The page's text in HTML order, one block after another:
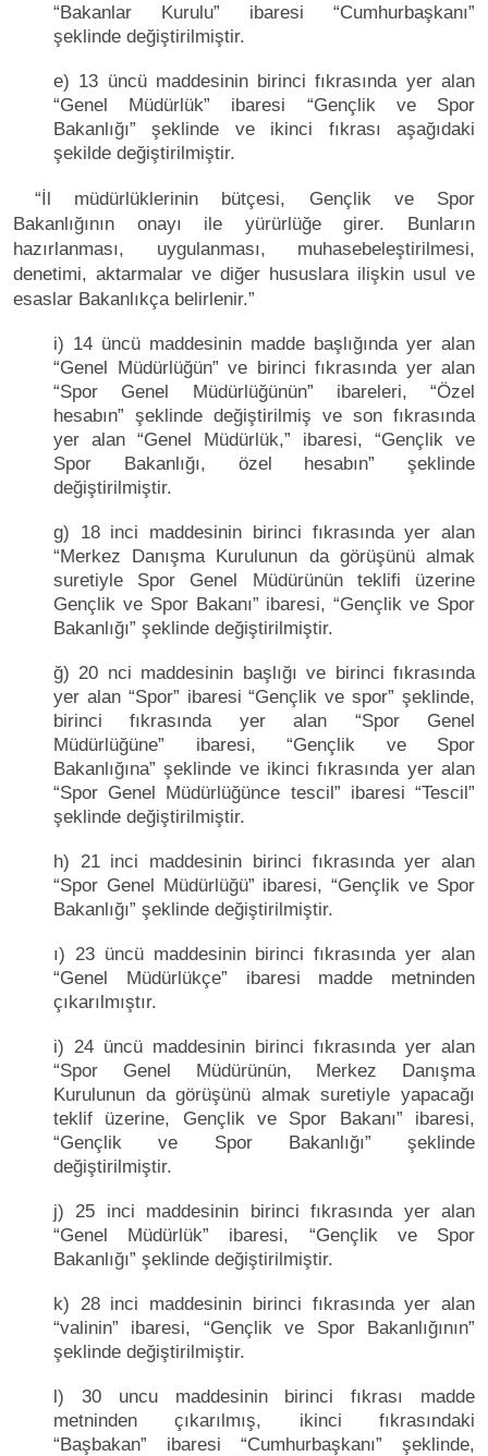
“Bakanlar Kurulu” ibaresi “Cumhurbaşkanı”
şeklinde değiştirilmiştir.
e) 13 üncü maddesinin birinci fıkrasında yer alan
“Genel Müdürlük” ibaresi “Gençlik ve Spor
Bakanlığı” şeklinde ve ikinci fıkrası aşağıdaki
şekilde değiştirilmiştir.
“İl müdürlüklerinin bütçesi, Gençlik ve Spor
Bakanlığının onayı ile yürürlüğe girer. Bunların
hazırlanması, uygulanması, muhasebeleştirilmesi,
denetimi, aktarmalar ve diğer hususlara ilişkin usul ve
esaslar Bakanlıkça belirlenir.”
i) 14 üncü maddesinin madde başlığında yer alan
“Genel Müdürlüğün” ve birinci fıkrasında yer alan
“Spor Genel Müdürlüğünün” ibareleri, “Özel
hesabın” şeklinde değiştirilmiş ve son fıkrasında
yer alan “Genel Müdürlük,” ibaresi, “Gençlik ve
Spor Bakanlığı, özel hesabın” şeklinde
değiştirilmiştir.
g) 18 inci maddesinin birinci fıkrasında yer alan
“Merkez Danışma Kurulunun da görüşünü almak
suretiyle Spor Genel Müdürünün teklifi üzerine
Gençlik ve Spor Bakanı” ibaresi, “Gençlik ve Spor
Bakanlığı” şeklinde değiştirilmiştir.
ğ) 20 nci maddesinin başlığı ve birinci fıkrasında
yer alan “Spor” ibaresi “Gençlik ve spor” şeklinde,
birinci fıkrasında yer alan “Spor Genel
Müdürlüğüne” ibaresi, “Gençlik ve Spor
Bakanlığına” şeklinde ve ikinci fıkrasında yer alan
“Spor Genel Müdürlüğünce tescil” ibaresi “Tescil”
şeklinde değiştirilmiştir.
h) 21 inci maddesinin birinci fıkrasında yer alan
“Spor Genel Müdürlüğü” ibaresi, “Gençlik ve Spor
Bakanlığı” şeklinde değiştirilmiştir.
ı) 23 üncü maddesinin birinci fıkrasında yer alan
“Genel Müdürlükçe” ibaresi madde metninden
çıkarılmıştır.
i) 24 üncü maddesinin birinci fıkrasında yer alan
“Spor Genel Müdürünün, Merkez Danışma
Kurulunun da görüşünü almak suretiyle yapacağı
teklif üzerine, Gençlik ve Spor Bakanı” ibaresi,
“Gençlik ve Spor Bakanlığı” şeklinde
değiştirilmiştir.
j) 25 inci maddesinin birinci fıkrasında yer alan
“Genel Müdürlük” ibaresi, “Gençlik ve Spor
Bakanlığı” şeklinde değiştirilmiştir.
k) 28 inci maddesinin birinci fıkrasında yer alan
“valinin” ibaresi, “Gençlik ve Spor Bakanlığının”
şeklinde değiştirilmiştir.
l) 30 uncu maddesinin birinci fıkrası madde
metninden çıkarılmış, ikinci fıkrasındaki
“Başbakan” ibaresi “Cumhurbaşkanı” şeklinde,